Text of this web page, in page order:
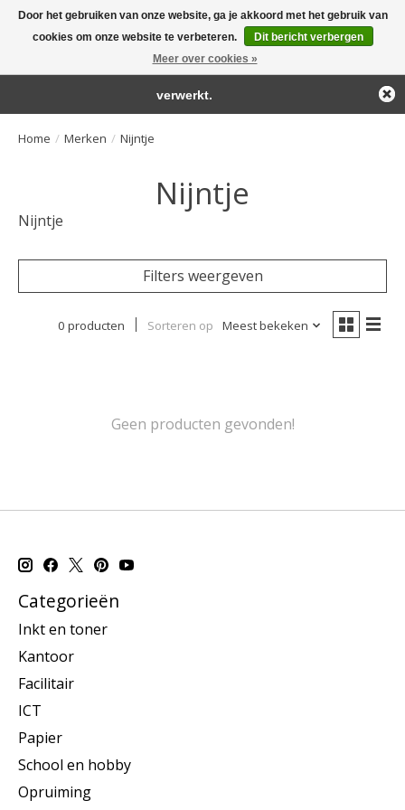
Large selection of products and fast shipping!
Home / Merken / Nijntje
Nijntje
Nijntje
Filters weergeven
0 producten Sorteren op Meest bekeken
Geen producten gevonden!
Categorieën
Inkt en toner
Kantoor
Facilitair
ICT
Papier
School en hobby
Opruiming
Door het gebruiken van onze website, ga je akkoord met het gebruik van
cookies om onze website te verbeteren.
Dit bericht verbergen
Meer over cookies »
← Keer terug naar de backofficeDeze winkel is in aanbouw.
Eventueel geplaatste orders zullen niet worden gehonoreerd of
verwerkt.